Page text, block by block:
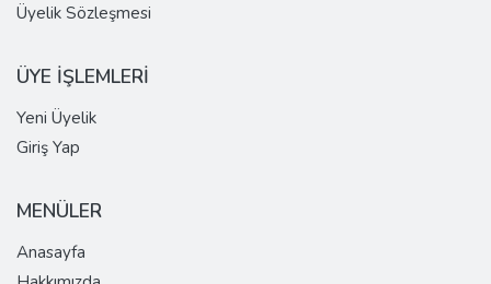
Üyelik Sözleşmesi
ÜYE İŞLEMLERİ
Yeni Üyelik
Giriş Yap
MENÜLER
Anasayfa